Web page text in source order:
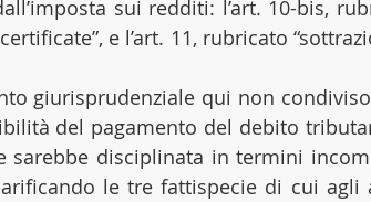
sui redditi: l’art. 10-bis,
e l’art. 11, rubricato
giurisprudenziale qui non
del pagamento del debito
sarebbe disciplinata in termini
le tre fattispecie di cui agli